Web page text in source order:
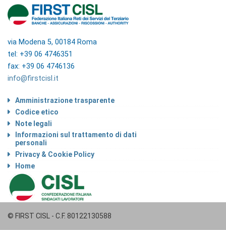
via Modena 5, 00184 Roma
tel: +39 06 4746351
fax: +39 06 4746136
info@firstcisl.it
Amministrazione trasparente
Codice etico
Note legali
Informazioni sul trattamento di dati
personali
Privacy & Cookie Policy
Home
© FIRST CISL - C.F. 80122130588